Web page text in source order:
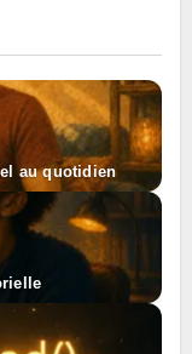
au quotidien